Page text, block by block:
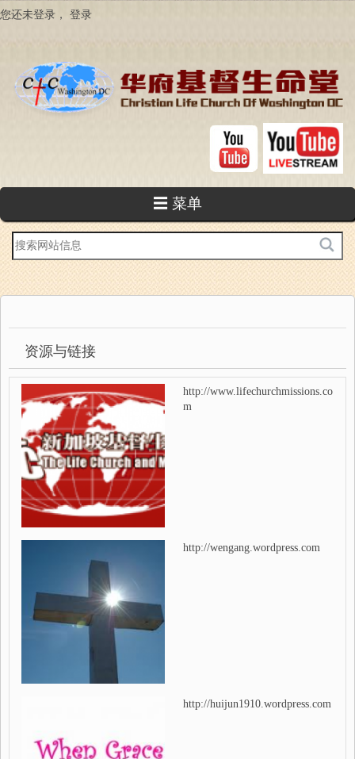
跳
您还未登录， 登录
☰ 菜单
站
内
搜
索
资源与链接
http://www.lifechurchmissions.co
m
http://wengang.wordpress.com
http://huijun1910.wordpress.com